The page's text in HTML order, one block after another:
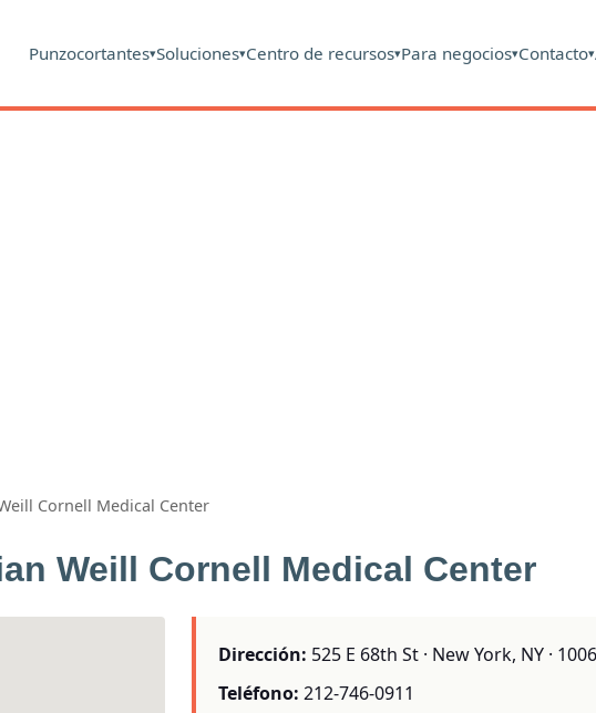
Punzocortantes▾Soluciones▾Centro de recursos▾Para negocios▾Contacto▾
Cornell Medical Center
Weill Cornell Medical Center
Dirección: 525 E 68th St · New York, NY ·
Teléfono: 212-746-0911